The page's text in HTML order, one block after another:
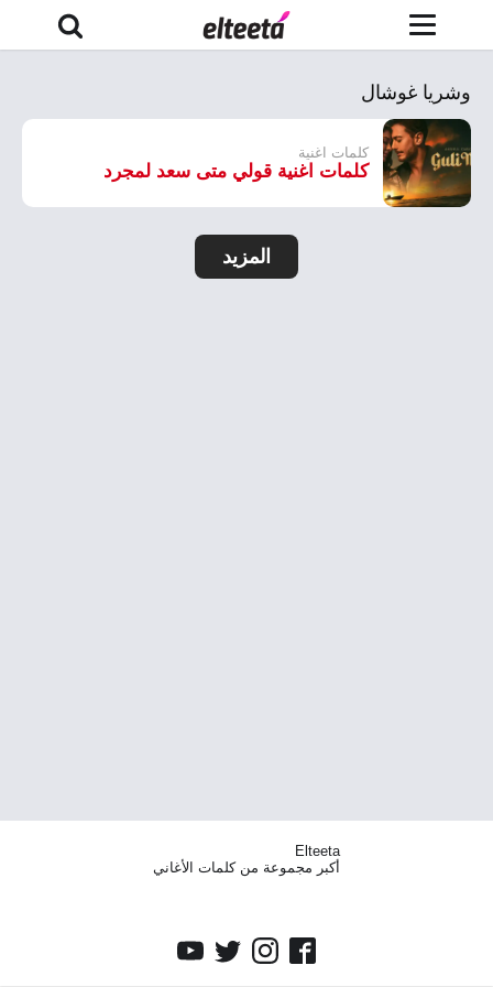
وشريا غوشال
كلمات اغنية
كلمات اغنية قولي متى سعد لمجرد
المزيد
Elteeta
أكبر مجموعة من كلمات الأغاني